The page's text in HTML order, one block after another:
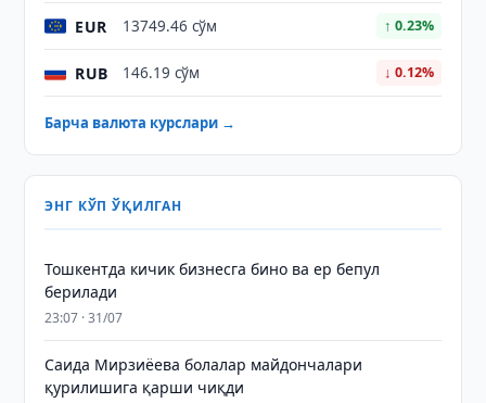
EUR 13749.46 сўм ↑ 0.23%
RUB 146.19 сўм ↓ 0.12%
Барча валюта курслари →
ЭНГ КЎП ЎҚИЛГАН
Тошкентда кичик бизнесга бино ва ер бепул
берилади
23:07 · 31/07
Саида Мирзиёева болалар майдончалари
қурилишига қарши чиқди